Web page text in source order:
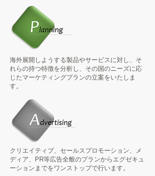
海外展開しようする製品やサービスに対し、そ
れらの持つ特徴を分析し、その国のニーズに応
じたマーケティングプランの立案をいたしま
す。
クリエイティブ、セールスプロモーション、メ
ディア、PR等広告全般のプランからエグゼキュ
ーションまでをワンストップで行います。